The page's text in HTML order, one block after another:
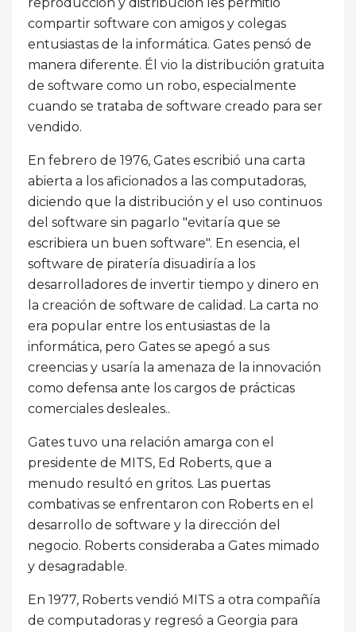
compartir software con amigos y colegas
entusiastas de la informática. Gates pensó de
manera diferente. Él vio la distribución gratuita
de software como un robo, especialmente
cuando se trataba de software creado para ser
vendido.
En febrero de 1976, Gates escribió una carta
abierta a los aficionados a las computadoras,
diciendo que la distribución y el uso continuos
del software sin pagarlo "evitaría que se
escribiera un buen software". En esencia, el
software de piratería disuadiría a los
desarrolladores de invertir tiempo y dinero en
la creación de software de calidad. La carta no
era popular entre los entusiastas de la
informática, pero Gates se apegó a sus
creencias y usaría la amenaza de la innovación
como defensa ante los cargos de prácticas
comerciales desleales..
Gates tuvo una relación amarga con el
presidente de MITS, Ed Roberts, que a
menudo resultó en gritos. Las puertas
combativas se enfrentaron con Roberts en el
desarrollo de software y la dirección del
negocio. Roberts consideraba a Gates mimado
y desagradable.
En 1977, Roberts vendió MITS a otra compañía
de computadoras y regresó a Georgia para